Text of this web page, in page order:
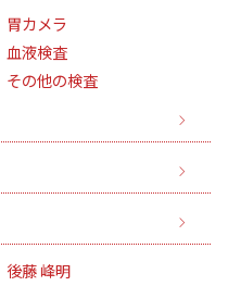
胃カメラ
血液検査
その他の検査
後藤 峰明